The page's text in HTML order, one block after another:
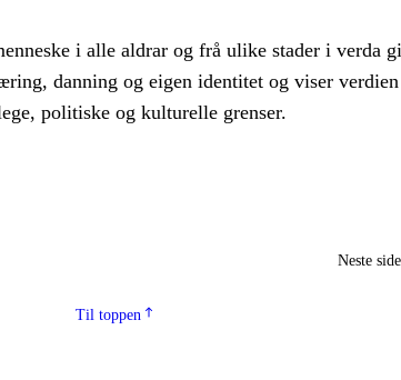
i alle aldrar og frå ulike stader i verda
danning og eigen identitet og viser
politiske og kulturelle grenser.
Neste side
Til toppen